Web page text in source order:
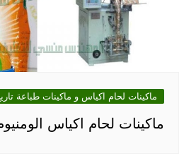
ماكينات لحام اكياس و ماكينات طباعة
ماكينات لحام اكياس